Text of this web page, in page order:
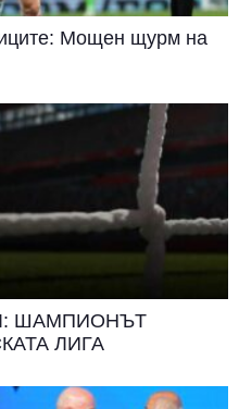
Мощен щурм на
ШАМПИОНЪТ
ЛИГА